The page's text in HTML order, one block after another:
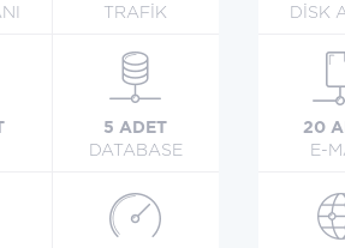
TRAFİK
5 ADET
DATABASE
DİSK
20
E-